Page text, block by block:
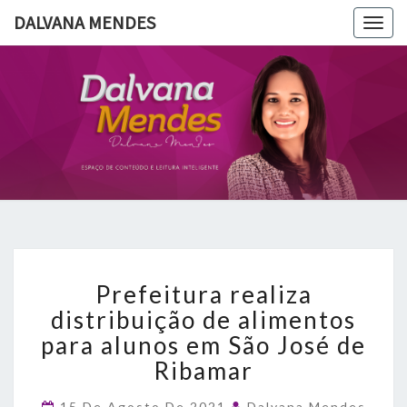
DALVANA MENDES
DALVANA
MENDES
Espaço De
Conteúdo
E Leitura
Inteligente
realiza
distribuição
de
alimentos
para
Prefeitura realiza
distribuição de alimentos
para alunos em São José de
Ribamar